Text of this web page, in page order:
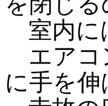
室内に
エアコ
に手を